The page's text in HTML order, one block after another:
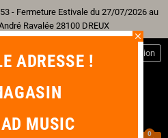
- Fermeture Estivale du 27/07/2026 au
Ravalée 28100 DREUX
Connexion
0
close
ADRESSE !
MUSIC